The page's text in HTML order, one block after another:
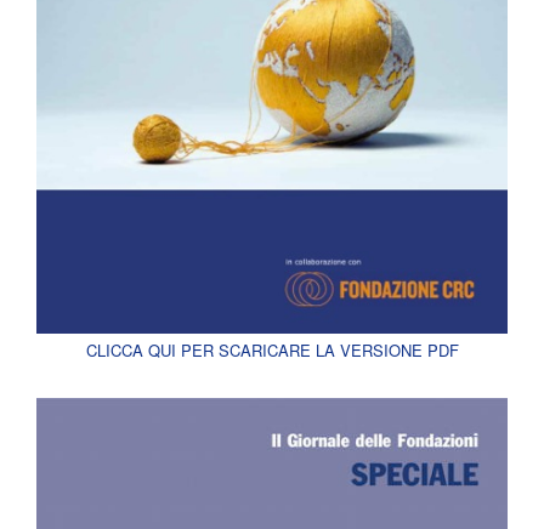
CLICCA QUI PER SCARICARE LA VERSIONE PDF